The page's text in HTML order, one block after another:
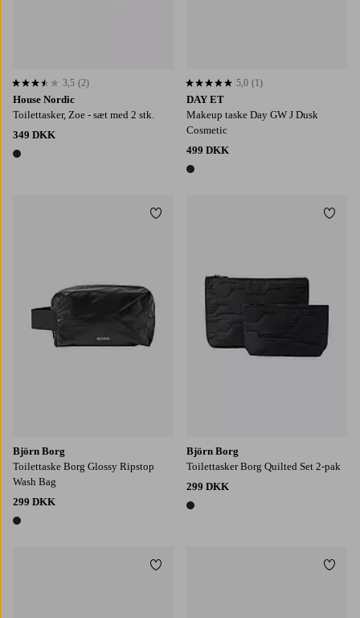
House Nordic
Toilettasker, Zoe - sæt med 2 stk.
349 DKK
1 farve
3,5 baseret på 2 bedømmelser
3,5 (2)
DAY ET
Makeup taske Day GW J Dusk
Cosmetic
499 DKK
1 farve
5,0 baseret på 1 bedømmelser
5,0 (1)
Björn Borg
Toilettaske Borg Glossy Ripstop
Wash Bag
299 DKK
1 farve
Tilføj til favoritter
Björn Borg
Toilettasker Borg Quilted Set 2-pak
299 DKK
1 farve
Tilføj til favoritter